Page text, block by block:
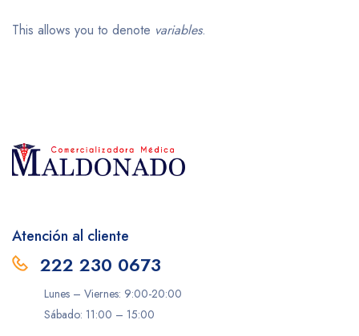
This allows you to denote variables.
Atención al cliente
222 230 0673
Lunes – Viernes: 9:00-20:00
Sábado: 11:00 – 15:00